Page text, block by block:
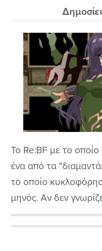
Το Re:BF με το
ένα από τα
το οποίο
μηνός. Αν δεν
ήρθε η ώρα να το
χάνετε. Πρόκειται